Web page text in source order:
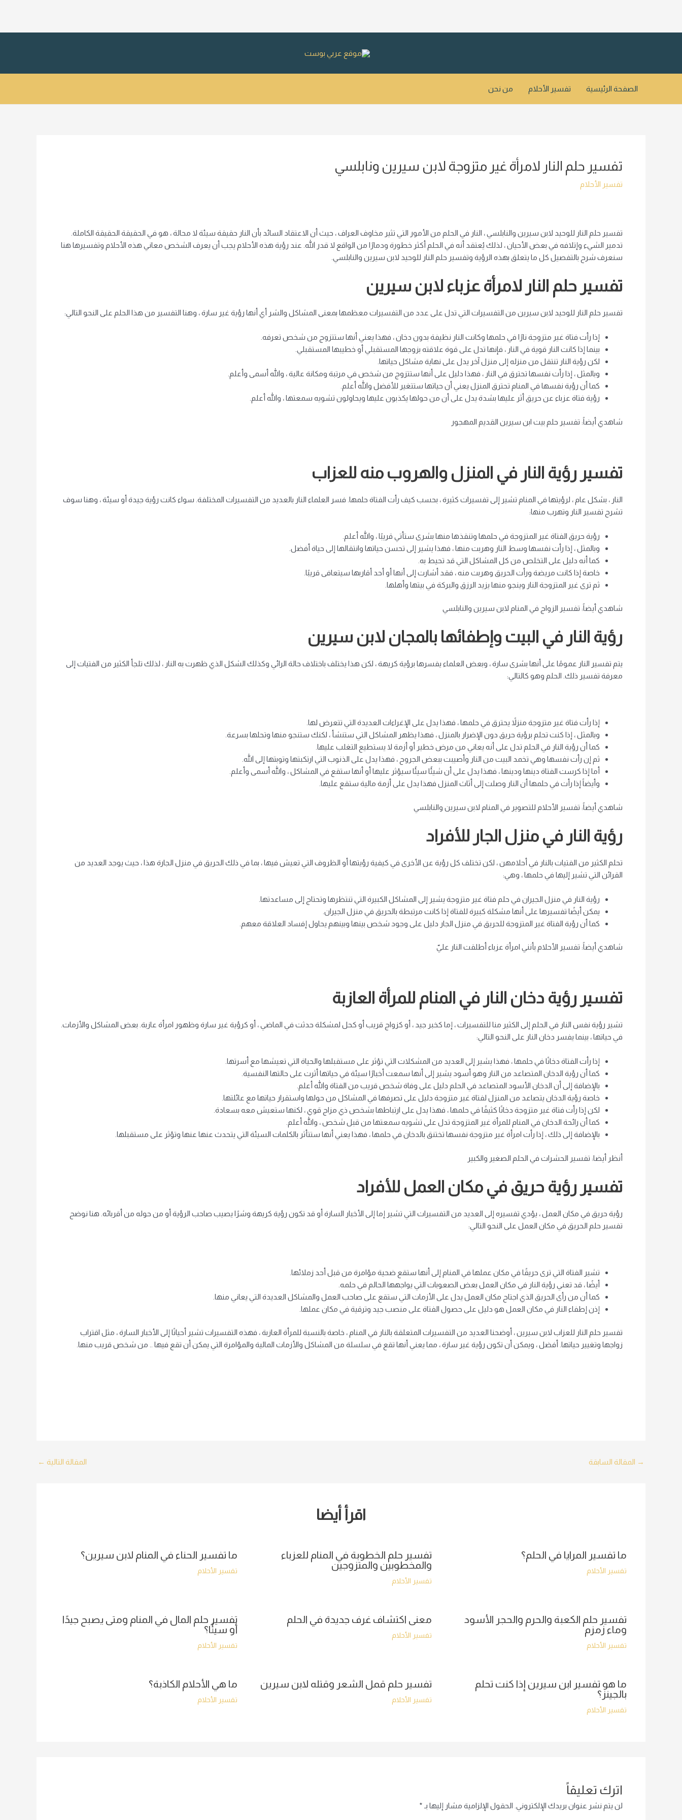
الصفحة الرئيسية تفسير الأحلام من نحن
تفسير حلم النار لامرأة غير متزوجة لابن سيرين ونابلسي
تفسير الأحلام
تفسير حلم النار للوحيد لابن سيرين والنابلسي ، النار في الحلم من الأمور التي تثير مخاوف العراف ، حيث أن الاعتقاد السائد بأن النار حقيقة سيئة لا محالة ، هو في الحقيقة الحقيقة الكاملة.
تدمير الشيء وإتلافه في بعض الأحيان ، لذلك يُعتقد أنه في الحلم أكثر خطورة ودمارًا من الواقع لا قدر الله. عند رؤية هذه الأحلام يجب أن يعرف الشخص معاني هذه الأحلام وتفسيرها هنا
سنعرف شرح بالتفصيل كل ما يتعلق بهذه الرؤية وتفسير حلم النار للوحيد لابن سيرين والنابلسي.
تفسير حلم النار لامرأة عزباء لابن سيرين
تفسير حلم النار للوحيد لابن سيرين من التفسيرات التي تدل على عدد من التفسيرات معظمها بمعنى المشاكل والشر أي أنها رؤية غير سارة ، وهنا التفسير من هذا الحلم على النحو التالي:
إذا رأت فتاة غير متزوجة نارًا في حلمها وكانت النار نظيفة بدون دخان ، فهذا يعني أنها ستتزوج من شخص تعرفه.
بينما إذا كانت النار قوية في النار ، فإنها تدل على قوة علاقته بزوجها المستقبلي أو خطيبها المستقبلي.
لكن رؤية النار تنتقل من منزله إلى منزل آخر يدل على نهاية مشاكل حياتها.
وبالمثل ، إذا رأت نفسها تحترق في النار ، فهذا دليل على أنها ستتزوج من شخص في مرتبة ومكانة عالية ، والله أسمى وأعلم.
كما أن رؤية نفسها في المنام تحترق المنزل يعني أن حياتها ستتغير للأفضل والله أعلم.
رؤية فتاة عزباء عن حريق أثر عليها بشدة يدل على أن من حولها يكذبون عليها ويحاولون تشويه سمعتها ، والله أعلم.
شاهدي أيضاً: تفسير حلم بيت ابن سيرين القديم المهجور
تفسير رؤية النار في المنزل والهروب منه للعزاب
النار ، بشكل عام ، لرؤيتها في المنام تشير إلى تفسيرات كثيرة ، بحسب كيف رأت الفتاة حلمها. فسر العلماء النار بالعديد من التفسيرات المختلفة. سواء كانت رؤية جيدة أو سيئة ، وهنا سوف
تشرح تفسير النار وتهرب منها:
رؤية حريق الفتاة غير المتزوجة في حلمها وتنقذها منها بشرى ستأتي قريبًا ، والله أعلم.
وبالمثل ، إذا رأت نفسها وسط النار وهربت منها ، فهذا يشير إلى تحسن حياتها وانتقالها إلى حياة أفضل.
كما أنه دليل على التخلص من كل المشاكل التي قد تحيط به.
خاصة إذا كانت مريضة ورأت الحريق وهربت منه ، فقد أشارت إلى أنها أو أحد أقاربها سيتعافى قريبًا.
ثم ترى غير المتزوجة النار وينجو منها يزيد الرزق والبركة في بيتها وأهلها.
شاهدي أيضاً: تفسير الزواج في المنام لابن سيرين والنابلسي
رؤية النار في البيت وإطفائها بالمجان لابن سيرين
يتم تفسير النار عمومًا على أنها بشرى سارة ، وبعض العلماء يفسرها برؤية كريهة ، لكن هذا يختلف باختلاف حالة الرائي وكذلك الشكل الذي ظهرت به النار ، لذلك تلجأ الكثير من الفتيات إلى
معرفة تفسير ذلك. الحلم وهو كالتالي:
إذا رأت فتاة غير متزوجة منزلاً يحترق في حلمها ، فهذا يدل على الإغراءات العديدة التي تتعرض لها.
وبالمثل ، إذا كنت تحلم برؤية حريق دون الإضرار بالمنزل ، فهذا يظهر المشاكل التي ستنشأ ، لكنك ستنجو منها وتحلها بسرعة.
كما أن رؤية النار في الحلم تدل على أنه يعاني من مرض خطير أو أزمة لا يستطيع التغلب عليها.
ثم إن رأت نفسها وهي تخمد البيت من النار وأصيبت ببعض الجروح ، فهذا يدل على الذنوب التي ارتكبتها وتوبتها إلى الله.
أما إذا كرست الفتاة دينها ودينها ، فهذا يدل على أن شيئًا سيئًا سيؤثر عليها أو أنها ستقع في المشاكل ، والله أسمى وأعلم.
وأيضاً إذا رأت في حلمها أن النار وصلت إلى أثاث المنزل فهذا يدل على أزمة مالية ستقع عليها.
شاهدي أيضاً: تفسير الأحلام للتصوير في المنام لابن سيرين والنابلسي
رؤية النار في منزل الجار للأفراد
تحلم الكثير من الفتيات بالنار في أحلامهن ، لكن تختلف كل رؤية عن الأخرى في كيفية رؤيتها أو الظروف التي تعيش فيها ، بما في ذلك الحريق في منزل الجارة هذا ، حيث يوجد العديد من
القرائن التي تشير إليها في حلمها ، وهي:
رؤية النار في منزل الجيران في حلم فتاة غير متزوجة يشير إلى المشاكل الكبيرة التي تنتظرها وتحتاج إلى مساعدتها.
يمكن أيضًا تفسيرها على أنها مشكلة كبيرة للفتاة إذا كانت مرتبطة بالحريق في منزل الجيران.
كما أن رؤية الفتاة غير المتزوجة للحريق في منزل الجار دليل على وجود شخص بينها وبينهم يحاول إفساد العلاقة معهم.
شاهدي أيضاً: تفسير الأحلام بأنني امرأة عزباء أطلقت النار عليّ
تفسير رؤية دخان النار في المنام للمرأة العازبة
تشير رؤية نفس النار في الحلم إلى الكثير منا للتفسيرات ، إما كخبر جيد ، أو كزواج قريب أو كحل لمشكلة حدثت في الماضي ، أو كرؤية غير سارة وظهور امرأة عازبة. بعض المشاكل والأزمات.
في حياتها ، بينما يفسر دخان النار على النحو التالي:
إذا رأت الفتاة دخانًا في حلمها ، فهذا يشير إلى العديد من المشكلات التي تؤثر على مستقبلها والحياة التي تعيشها مع أسرتها.
كما أن رؤية الدخان المتصاعد من النار وهو أسود يشير إلى أنها سمعت أخبارًا سيئة في حياتها أثرت على حالتها النفسية.
بالإضافة إلى أن الدخان الأسود المتصاعد في الحلم دليل على وفاة شخص قريب من الفتاة والله أعلم.
خاصة رؤية الدخان يتصاعد من المنزل لفتاة غير متزوجة دليل على تصرفها في المشاكل من حولها واستقرار حياتها مع عائلتها.
لكن إذا رأت فتاة غير متزوجة دخانًا كثيفًا في حلمها ، فهذا يدل على ارتباطها بشخص ذي مزاج قوي ، لكنها ستعيش معه بسعادة.
كما أن رائحة الدخان في المنام للمرأة غير المتزوجة تدل على تشويه سمعتها من قبل شخص ، والله أعلم.
بالإضافة إلى ذلك ، إذا رأت امرأة غير متزوجة نفسها تختنق بالدخان في حلمها ، فهذا يعني أنها ستتأثر بالكلمات السيئة التي يتحدث عنها عنها وتؤثر على مستقبلها.
أنظر أيضا: تفسير الحشرات في الحلم الصغير والكبير
تفسير رؤية حريق في مكان العمل للأفراد
رؤية حريق في مكان العمل ، يؤدي تفسيره إلى العديد من التفسيرات التي تشير إما إلى الأخبار السارة أو قد تكون رؤية كريهة وشرًا يصيب صاحب الرؤية أو من حوله من أقربائه. هنا نوضح
تفسير حلم الحريق في مكان العمل على النحو التالي:
تشير الفتاة التي ترى حريقًا في مكان عملها في المنام إلى أنها ستقع ضحية مؤامرة من قبل أحد زملائها.
أيضًا ، قد تعني رؤية النار في مكان العمل بعض الصعوبات التي يواجهها الحالم في حلمه.
كما أن من رأى الحريق الذي اجتاح مكان العمل يدل على الأزمات التي ستقع على صاحب العمل والمشاكل العديدة التي يعاني منها.
إذن إطفاء النار في مكان العمل هو دليل على حصول الفتاة على منصب جيد وترقية في مكان عملها.
تفسير حلم النار للعزاب لابن سيرين ، أوضحنا العديد من التفسيرات المتعلقة بالنار في المنام ، خاصة بالنسبة للمرأة العازبة ، فهذه التفسيرات تشير أحيانًا إلى الأخبار السارة ، مثل اقتراب
زواجها وتغيير حياتها. أفضل ، ويمكن أن تكون رؤية غير سارة ، مما يعني أنها تقع في سلسلة من المشاكل والأزمات المالية والمؤامرة التي يمكن أن تقع فيها .. من شخص قريب منها.
Post
→ المقالة السابقة المقالة التالية ←
اقرأ أيضا
ما تفسير المرايا في الحلم؟
تفسير الأحلام
تفسير حلم الخطوبة في المنام للعزباء
والمخطوبين والمتزوجين
تفسير الأحلام
ما تفسير الحناء في المنام لابن سيرين؟
تفسير الأحلام
تفسير حلم الكعبة والحرم والحجر الأسود
وماء زمزم
تفسير الأحلام
معنى اكتشاف غرف جديدة في الحلم
تفسير الأحلام
تفسير حلم المال في المنام ومتى يصبح جيدًا
أو سيئًا؟
تفسير الأحلام
ما هو تفسير ابن سيرين إذا كنت تحلم
بالجينز؟
تفسير الأحلام
تفسير حلم قمل الشعر وقتله لابن سيرين
تفسير الأحلام
ما هي الأحلام الكاذبة؟
تفسير الأحلام
اترك تعليقاً
لن يتم نشر عنوان بريدك الإلكتروني. الحقول الإلزامية مشار إليها بـ *